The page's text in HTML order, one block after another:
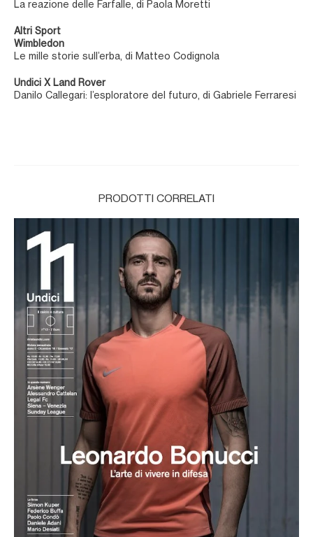
La reazione delle Farfalle, di Paola Moretti
Altri Sport
Wimbledon
Le mille storie sull’erba, di Matteo Codignola
Undici X Land Rover
Danilo Callegari: l’esploratore del futuro, di Gabriele Ferraresi
PRODOTTI CORRELATI